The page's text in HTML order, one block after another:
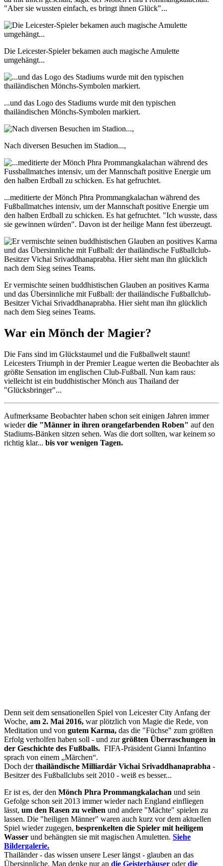
"Aber sie wussten einfach, es bringt ihnen Glück"...
Die Leicester-Spieler bekamen auch magische Amulette
umgehängt...
...und das Logo des Stadiums wurde mit den typischen
thailändischen Mönchs-Symbolen markiert.
Nach diversen Besuchen im Stadion...,
...meditierte der Mönch Phra Prommangkalachan während des
Fußballmatches intensiv, um der Mannschaft positive Energie um
den halben Erdball zu schicken. Es hat gefruchtet. "Ich wusste, dass
sie gewinnen würden". Davon ist der heilige Mann fest überzeugt.
Er vermischte seinen buddhistischen Glauben an positives Karma
und das Übersinnliche mit Fußball: der thailändische Fußballclub-
Besitzer Vichai Srivaddhanaprabha. Hier sieht man ihn glücklich
nach dem Sieg seines Teams.
War ein Mönch der Magier?
Die Fans sind im Glückstaumel und die Fußballwelt staunt!
Leicesters Triumph in der Premier League werten die Beobachter als
größte Sensation im englischen Club-Fußball. Nun kam raus:
vielleicht ist ein buddhistischer Mönch aus Thailand der
"Glücksbringer"...
Aufmerksame Beobachter haben schon seit einigen Jahren immer
wiederdie "Männer in ihren orangefarbenden Roben" auf den
Stadiums-Bänken sitzen sehen. Was die dort sollten, war keinem so
richtig klar... bis vor wenigen Tagen.
Denn seit dem sensationellen Spiel von Leicester City Anfang der
Woche, am 2. Mai 2016, war plötzlich von Magie die Rede, von
Meditation und von gutem Karma, das die "Füchse" zum größten
Erfolg verholfen haben soll - und zurgrößten Überraschungen in
der Geschichte des Fußballs. FIFA-Präsident Gianni Infantino
sprach von einem „Märchen“.
Doch derthailändische Milliardär Vichai Srivaddhanaprabha -
Besitzer des Fußballclubs seit 2010 - weiß es besser...
Er ist es, der den Mönch Phra Prommangkalachan und sein
Gefolge schon seit 2013 immer wieder nach England einfliegen
lässt, um den Rasen zu weihen und andere "Mächte" spielen zu
lassen. Die "heiligen Männer" waren auch kurz vor dem aktuellen
Spiel wieder zugegen, besprenkelten die Spieler mit heiligem
Wasser und behängten sie mit magischen Amuletten. Siehe
Bildergalerie.
Thailänder - das wissen unsere Leser längst - glauben an das
Übersinnliche. Man denke nur an die Geisterhäuser oderdie